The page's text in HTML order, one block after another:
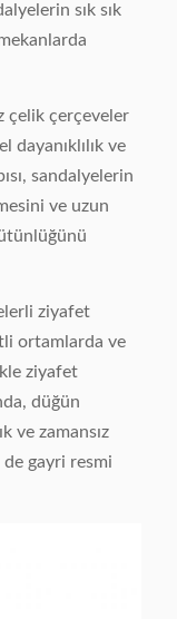
sık sık
çelik çerçeveler
dayanıklılık ve
sandalyelerin
ve uzun
ziyafet
ortamlarda ve
ziyafet
düğün
ve zamansız
de gayri resmi